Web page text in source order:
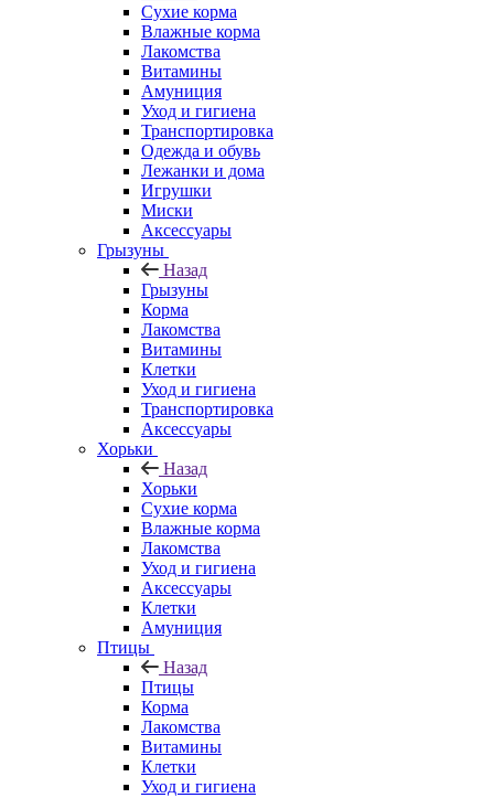
Сухие корма
Влажные корма
Лакомства
Витамины
Амуниция
Уход и гигиена
Транспортировка
Одежда и обувь
Лежанки и дома
Игрушки
Миски
Аксессуары
Грызуны
Назад
Грызуны
Корма
Лакомства
Витамины
Клетки
Уход и гигиена
Транспортировка
Аксессуары
Хорьки
Назад
Хорьки
Сухие корма
Влажные корма
Лакомства
Уход и гигиена
Аксессуары
Клетки
Амуниция
Птицы
Назад
Птицы
Корма
Лакомства
Витамины
Клетки
Уход и гигиена